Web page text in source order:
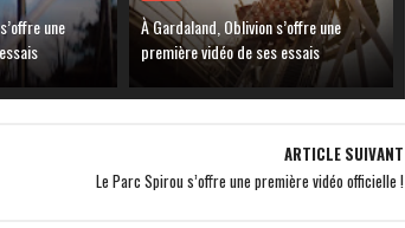
une
À Gardaland, Oblivion s’offre une
première vidéo de ses essais
ARTICLE SUIVANT
Le Parc Spirou s’offre une première vidéo officielle !